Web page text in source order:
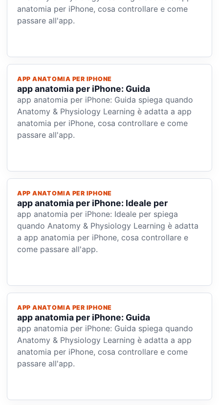
anatomia per iPhone, cosa controllare e come
passare all'app.
APP ANATOMIA PER IPHONE
app anatomia per iPhone: Guida
app anatomia per iPhone: Guida spiega quando
Anatomy & Physiology Learning è adatta a app
anatomia per iPhone, cosa controllare e come
passare all'app.
APP ANATOMIA PER IPHONE
app anatomia per iPhone: Ideale per
app anatomia per iPhone: Ideale per spiega
quando Anatomy & Physiology Learning è adatta
a app anatomia per iPhone, cosa controllare e
come passare all'app.
APP ANATOMIA PER IPHONE
app anatomia per iPhone: Guida
app anatomia per iPhone: Guida spiega quando
Anatomy & Physiology Learning è adatta a app
anatomia per iPhone, cosa controllare e come
passare all'app.